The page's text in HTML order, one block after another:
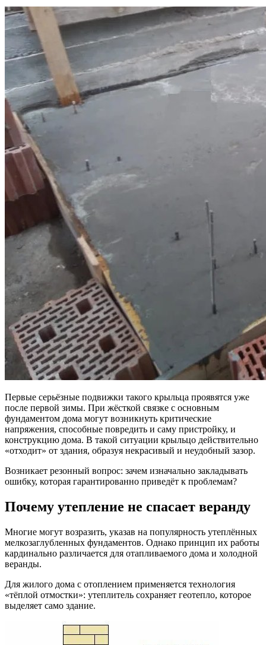
Первые серьёзные подвижки такого крыльца проявятся уже
после первой зимы. При жёсткой связке с основным
фундаментом дома могут возникнуть критические
напряжения, способные повредить и саму пристройку, и
конструкцию дома. В такой ситуации крыльцо действительно
«отходит» от здания, образуя некрасивый и неудобный зазор.
Возникает резонный вопрос: зачем изначально закладывать
ошибку, которая гарантированно приведёт к проблемам?
Почему утепление не спасает веранду
Многие могут возразить, указав на популярность утеплённых
мелкозаглубленных фундаментов. Однако принцип их работы
кардинально различается для отапливаемого дома и холодной
веранды.
Для жилого дома с отоплением применяется технология
«тёплой отмостки»: утеплитель сохраняет геотепло, которое
выделяет само здание.